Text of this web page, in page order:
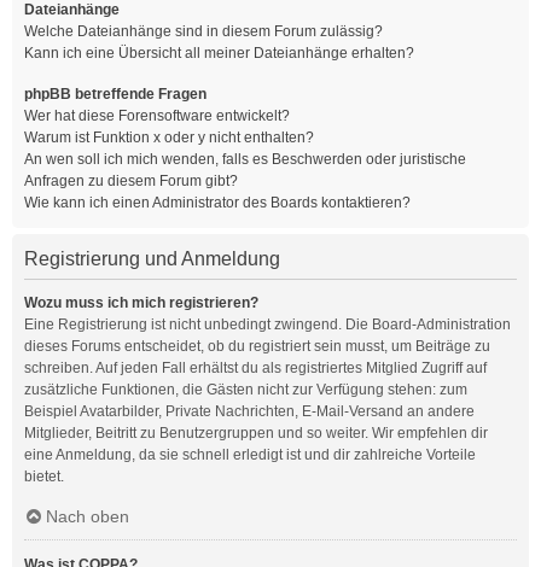
Dateianhänge
Welche Dateianhänge sind in diesem Forum zulässig?
Kann ich eine Übersicht all meiner Dateianhänge erhalten?
phpBB betreffende Fragen
Wer hat diese Forensoftware entwickelt?
Warum ist Funktion x oder y nicht enthalten?
An wen soll ich mich wenden, falls es Beschwerden oder juristische
Anfragen zu diesem Forum gibt?
Wie kann ich einen Administrator des Boards kontaktieren?
Registrierung und Anmeldung
Wozu muss ich mich registrieren?
Eine Registrierung ist nicht unbedingt zwingend. Die Board-Administration
dieses Forums entscheidet, ob du registriert sein musst, um Beiträge zu
schreiben. Auf jeden Fall erhältst du als registriertes Mitglied Zugriff auf
zusätzliche Funktionen, die Gästen nicht zur Verfügung stehen: zum
Beispiel Avatarbilder, Private Nachrichten, E-Mail-Versand an andere
Mitglieder, Beitritt zu Benutzergruppen und so weiter. Wir empfehlen dir
eine Anmeldung, da sie schnell erledigt ist und dir zahlreiche Vorteile
bietet.
Nach oben